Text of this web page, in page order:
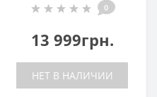
0
13 999грн.
НЕТ В НАЛИЧИИ